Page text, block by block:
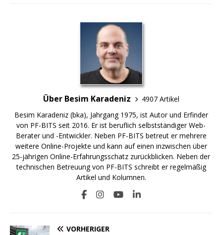
Über Besim Karadeniz
4907 Artikel
Besim Karadeniz (bka), Jahrgang 1975, ist Autor und Erfinder
von PF-BITS seit 2016. Er ist beruflich selbstständiger Web-
Berater und -Entwickler. Neben PF-BITS betreut er mehrere
weitere Online-Projekte und kann auf einen inzwischen über
25-jährigen Online-Erfahrungsschatz zurückblicken. Neben der
technischen Betreuung von PF-BITS schreibt er regelmäßig
Artikel und Kolumnen.
VORHERIGER